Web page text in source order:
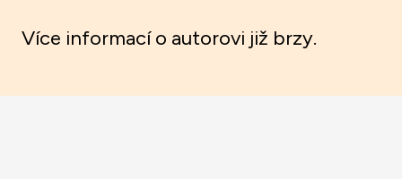
Více informací o autorovi již brzy.